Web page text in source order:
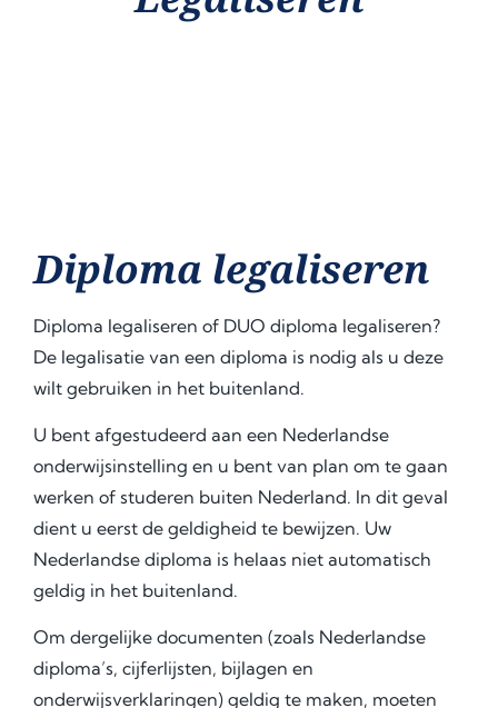
Diploma legaliseren
Diploma legaliseren of DUO diploma legaliseren?
De legalisatie van een diploma is nodig als u deze
wilt gebruiken in het buitenland.
U bent afgestudeerd aan een Nederlandse
onderwijsinstelling en u bent van plan om te gaan
werken of studeren buiten Nederland. In dit geval
dient u eerst de geldigheid te bewijzen. Uw
Nederlandse diploma is helaas niet automatisch
geldig in het buitenland.
Om dergelijke documenten (zoals Nederlandse
diploma’s, cijferlijsten, bijlagen en
onderwijsverklaringen) geldig te maken, moeten